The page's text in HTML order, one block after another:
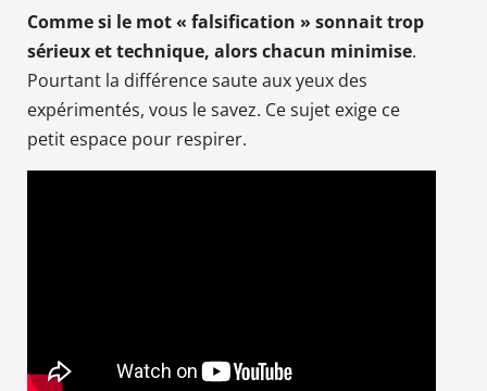
Comme si le mot « falsification » sonnait trop
sérieux et technique, alors chacun minimise.
Pourtant la différence saute aux yeux des
expérimentés, vous le savez. Ce sujet exige ce
petit espace pour respirer.